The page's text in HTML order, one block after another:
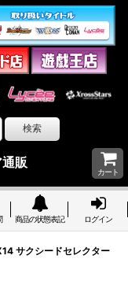
販
カート
商品の状態表記 ログイン
サクシードセレクター